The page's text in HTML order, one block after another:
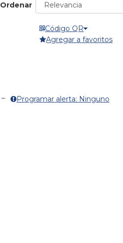
Ordenar
Código QR
Agregar a favoritos
Programar alerta: Ninguno